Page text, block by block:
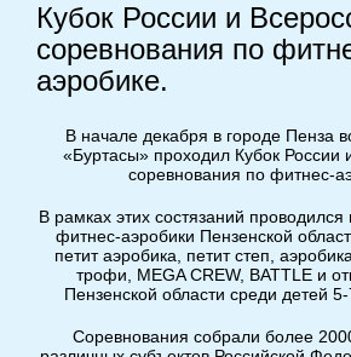
Кубок России и
соревнования по
аэробике.
В начале декабря в городе Пенза
«Буртасы» проходил Кубок России
соревнования по фитнес-
В рамках этих состязаний
фитнес-аэробики Пензенской
петит аэробика, петит степ,
трофи, MEGA CREW, BATTLE и
Пензенской области среди детей
Соревнования собрали более